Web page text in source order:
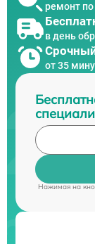
ремонт
в день
от 35
Нажимая на